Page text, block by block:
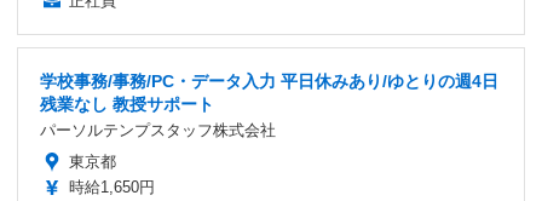
学校事務/事務/PC・データ入力 平日休みあり/ゆとりの週4日
残業なし 教授サポート
パーソルテンプスタッフ株式会社
東京都
時給1,650円